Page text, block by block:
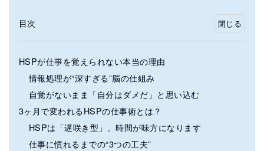
目次
HSPが仕事を覚えられない本当の理由
情報処理が“深すぎる”脳の仕組み
自覚がないまま「自分はダメだ」と思い込む
3ヶ月で変われるHSPの仕事術とは？
HSPは「遅咲き型」。時間が味方になります
仕事に慣れるまでの“3つの工夫”